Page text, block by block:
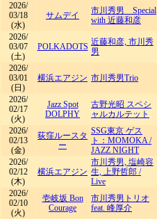
2026/
03/18
(水)
サムデイ
市川秀男 Special
with 近藤和彦
2026/
03/07
(土)
POLKADOTS 近藤和彦, 市川秀
男
2026/
03/01
(日)
横浜エアジン 市川秀男Trio
2026/
02/17
(火)
Jazz Spot
DOLPHY
古野光昭 スペシ
ャルカルテット
2026/
02/13
(金)
荻窪ルースタ
ー
SSG東京 ゲス
ト：MOMOKA/
JAZZ NIGHT
2026/
02/12
(木)
横浜エアジン
市川秀男, 塩崎容
生, 上野哲郎 /
Live
2026/
02/10
(火)
壱岐坂 Bon
Courage
市川秀男トリオ
feat. 峰厚介